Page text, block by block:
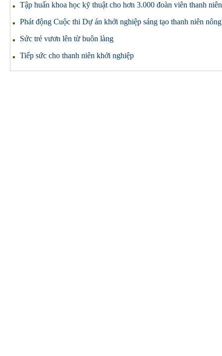
Tập huấn khoa học kỹ thuật cho hơn 3.000 đoàn viên thanh
Phát động Cuộc thi Dự án khởi nghiệp sáng tạo thanh niên
Sức trẻ vươn lên từ buôn làng
Tiếp sức cho thanh niên khởi nghiệp